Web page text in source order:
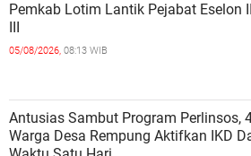
Pemkab Lotim Lantik Pejabat Eselon
III
05/08/2026, 08:13 WIB
Antusias Sambut Program Perlinsos,
Warga Desa Rempung Aktifkan IKD